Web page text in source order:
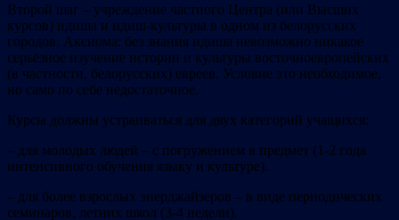
Второй шаг – учреждение частного Центра (или Высших
курсов) идиша и идиш-культуры в одном из белорусских
городов. Аксиома: без знания идиша невозможно никакое
серьёзное изучение истории и культуры восточноевропейских
(в частности, белорусских) евреев. Условие это необходимое,
но само по себе недостаточное.
Курсы должны устраиваться для двух категорий учащихся:
– для молодых людей – с погружением в предмет (1-2 года
интенсивного обучения языку и культуре).
– для более взрослых энерджайзеров – в виде периодических
семинаров, летних школ (3-4 недели).